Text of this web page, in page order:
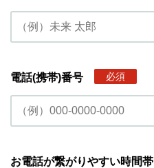
電話(携帯)番号 必須
お電話が繋がりやすい時間帯